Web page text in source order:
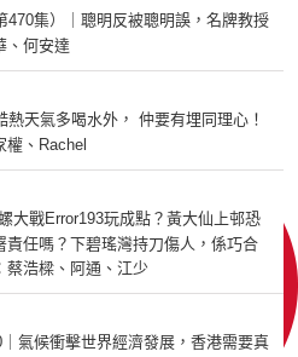
470集）｜聰明反被聰明誤，名牌教授
、何安達
熱天氣多喝水外， 仲要有埋同理心！
權、Rachel
大戰Error193玩成點？黃大仙上邨恐
任嗎？下碧瑤灣持刀傷人，係巧合
蔡浩樑、阿通、江少
｜氣候衝擊世界經濟發展，香港需要真